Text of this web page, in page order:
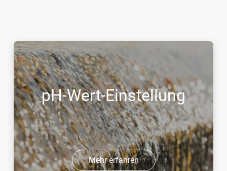
pH-Wert-Einstellung
Mehr erfahren